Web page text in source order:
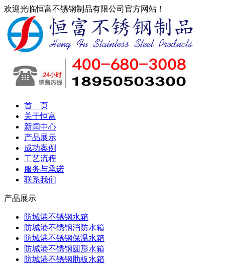
欢迎光临恒富不锈钢制品有限公司官方网站！
首 页
关于恒富
新闻中心
产品展示
成功案例
工艺流程
服务与承诺
联系我们
产品展示
防城港不锈钢水箱
防城港不锈钢消防水箱
防城港不锈钢保温水箱
防城港不锈钢圆形水箱
防城港不锈钢肋板水箱